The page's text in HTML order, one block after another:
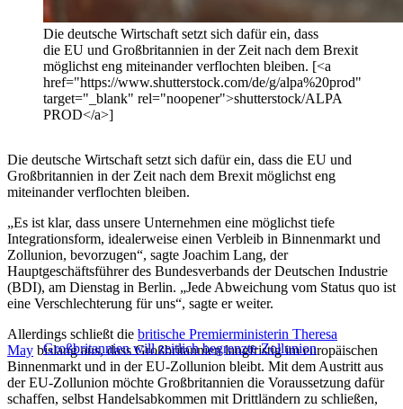
Die deutsche Wirtschaft setzt sich dafür ein, dass
die EU und Großbritannien in der Zeit nach dem Brexit
möglichst eng miteinander verflochten bleiben. [<a
href="https://www.shutterstock.com/de/g/alpa%20prod"
target="_blank" rel="noopener">shutterstock/ALPA
PROD</a>]
Die deutsche Wirtschaft setzt sich dafür ein, dass die EU und
Großbritannien in der Zeit nach dem Brexit möglichst eng
miteinander verflochten bleiben.
„Es ist klar, dass unsere Unternehmen eine möglichst tiefe
Integrationsform, idealerweise einen Verbleib in Binnenmarkt und
Zollunion, bevorzugen“, sagte Joachim Lang, der
Hauptgeschäftsführer des Bundesverbands der Deutschen Industrie
(BDI), am Dienstag in Berlin. „Jede Abweichung vom Status quo ist
eine Verschlechterung für uns“, sagte er weiter.
Großbritannien will zeitlich begrenzte Zollunion
Allerdings schließt die britische Premierministerin Theresa
May bislang aus, dass Großbritannien langfristig im europäischen
Binnenmarkt und in der EU-Zollunion bleibt. Mit dem Austritt aus
der EU-Zollunion möchte Großbritannien die Voraussetzung dafür
schaffen, selbst Handelsabkommen mit Drittländern zu schließen,